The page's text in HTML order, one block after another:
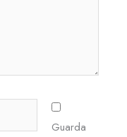
Guarda